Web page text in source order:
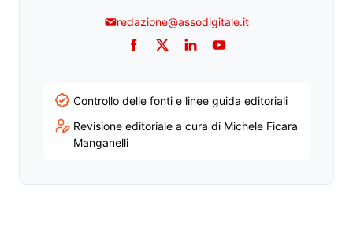
redazione@assodigitale.it
Facebook
TwitterLinkedInYouTube
Controllo delle fonti e linee guida editoriali
Revisione editoriale a cura di Michele Ficara
Manganelli